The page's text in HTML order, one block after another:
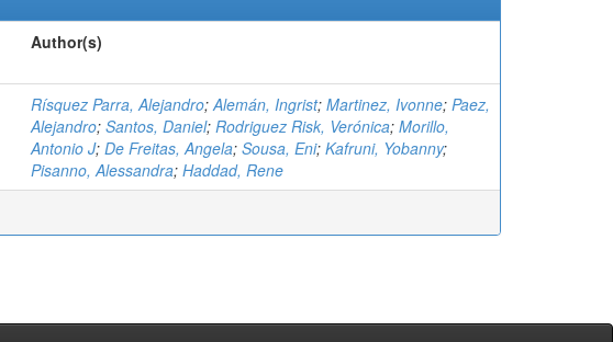
Author(s)
Rísquez Parra, Alejandro;Alemán, Ingrist; Martinez, Ivonne; Paez,
Alejandro; Santos, Daniel; Rodriguez Risk, Verónica; Morillo,
Antonio J; De Freitas, Angela; Sousa, Eni; Kafruni, Yobanny;
Pisanno, Alessandra; Haddad, Rene